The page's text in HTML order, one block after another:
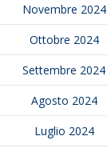
Novembre 2024
Ottobre 2024
Settembre 2024
Agosto 2024
Luglio 2024